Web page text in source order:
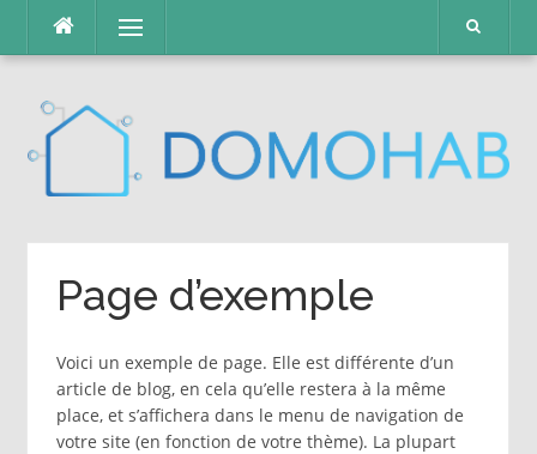
content
Menu
Page d’exemple
Voici un exemple de page. Elle est différente d’un
article de blog, en cela qu’elle restera à la même
place, et s’affichera dans le menu de navigation de
votre site (en fonction de votre thème). La plupart